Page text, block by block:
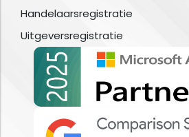
Handelaarsregistratie
Uitgeversregistratie